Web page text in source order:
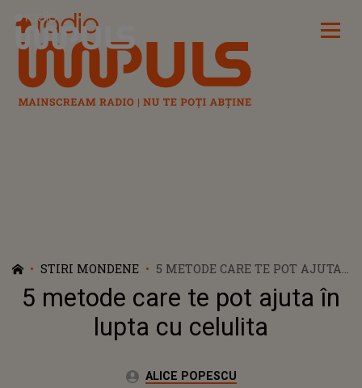
Radio Impuls
STIRI MONDENE
5 METODE CARE TE POT AJUTA
ÎN LUPTA CU CELULITA
5 metode care te pot ajuta în
lupta cu celulita
Autor:ALICE POPESCU